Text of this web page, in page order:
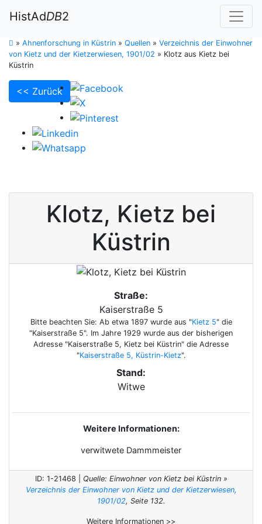
HistAdDB2
» Ahnenforschung in Küstrin » Quellen » Verzeichnis der Einwohner
von Kietz und der Kietzerwiesen, 1901/02 » Klotz aus Kietz bei
Küstrin
<< Zurück
Klotz, Kietz bei
Küstrin
Straße:
Kaiserstraße 5
Bitte beachten Sie: Ab etwa 1897 wurde aus "Kietz 5" die
"Kaiserstraße 5". Im Jahre 1929 wurde aus der bisherigen
Adresse "Kaiserstraße 5, Kietz bei Küstrin" die Adresse
"Kaiserstraße 5, Küstrin-Kietz".
Stand:
Witwe
Weitere Informationen:
verwitwete Dammmeister
ID: 1-21468 | Quelle: Einwohner von Kietz bei Küstrin »
Verzeichnis der Einwohner von Kietz und der Kietzerwiesen,
1901/02, Seite 132.
Weitere Informationen >>